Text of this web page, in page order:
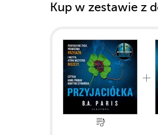
Kup w zestawie z